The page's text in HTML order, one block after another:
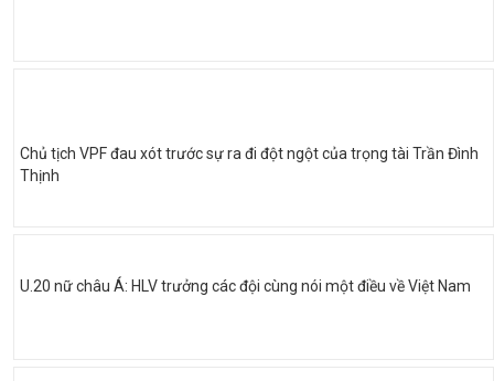
Chủ tịch VPF đau xót trước sự ra đi đột ngột của trọng tài Trần Đình
Thịnh
U.20 nữ châu Á: HLV trưởng các đội cùng nói một điều về Việt Nam